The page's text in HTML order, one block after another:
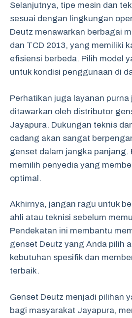
Selanjutnya, tipe mesin dan
sesuai dengan lingkungan
Deutz menawarkan berbagai
dan TCD 2013, yang memiliki
efisiensi berbeda. Pilih model
untuk kondisi penggunaan di
Perhatikan juga layanan purna
ditawarkan oleh distributor
Jayapura. Dukungan teknis
cadang akan sangat
genset dalam jangka panjang.
memilih penyedia yang
optimal.
Akhirnya, jangan ragu untuk
ahli atau teknisi sebelum
Pendekatan ini membantu
genset Deutz yang Anda pilih
kebutuhan spesifik dan
terbaik.
Genset Deutz menjadi pilihan
bagi masyarakat Jayapura,